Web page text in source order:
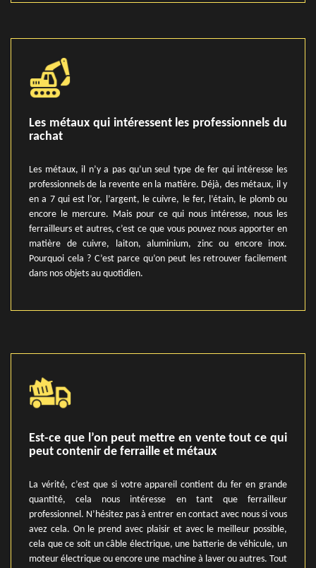
Les métaux qui intéressent les professionnels du
rachat
Les métaux, il n’y a pas qu’un seul type de fer qui intéresse les
professionnels de la revente en la matière. Déjà, des métaux, il y
en a 7 qui est l’or, l’argent, le cuivre, le fer, l’étain, le plomb ou
encore le mercure. Mais pour ce qui nous intéresse, nous les
ferrailleurs et autres, c’est ce que vous pouvez nous apporter en
matière de cuivre, laiton, aluminium, zinc ou encore inox.
Pourquoi cela ? C’est parce qu’on peut les retrouver facilement
dans nos objets au quotidien.
Est-ce que l’on peut mettre en vente tout ce qui
peut contenir de ferraille et métaux
La vérité, c’est que si votre appareil contient du fer en grande
quantité, cela nous intéresse en tant que ferrailleur
professionnel. N’hésitez pas à entrer en contact avec nous si vous
avez cela. On le prend avec plaisir et avec le meilleur possible,
cela que ce soit un câble électrique, une batterie de véhicule, un
moteur électrique ou encore une machine à laver ou autres. Tout